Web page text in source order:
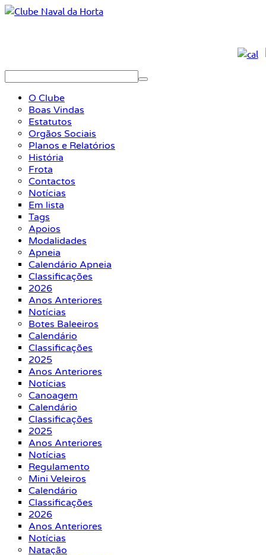
O Clube
Boas Vindas
Estatutos
Orgãos Sociais
Planos e Relatórios
História
Frota
Contactos
Notícias
Em lista
Tags
Apoios
Modalidades
Apneia
Calendário Apneia
Classificações
2026
Anos Anteriores
Notícias
Botes Baleeiros
Calendário
Classificações
2025
Anos Anteriores
Notícias
Canoagem
Calendário
Classificações
2025
Anos Anteriores
Notícias
Regulamento
Mini Veleiros
Calendário
Classificações
2026
Anos Anteriores
Notícias
Natação